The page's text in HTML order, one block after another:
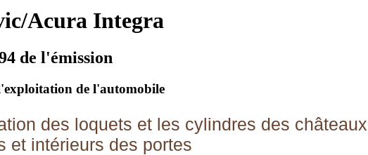
Acura Integra
de l'émission
de l'automobile
des loquets et les cylindres des
et intérieurs des portes